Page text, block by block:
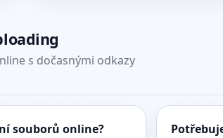
s dočasnými odkazy
souborů online?